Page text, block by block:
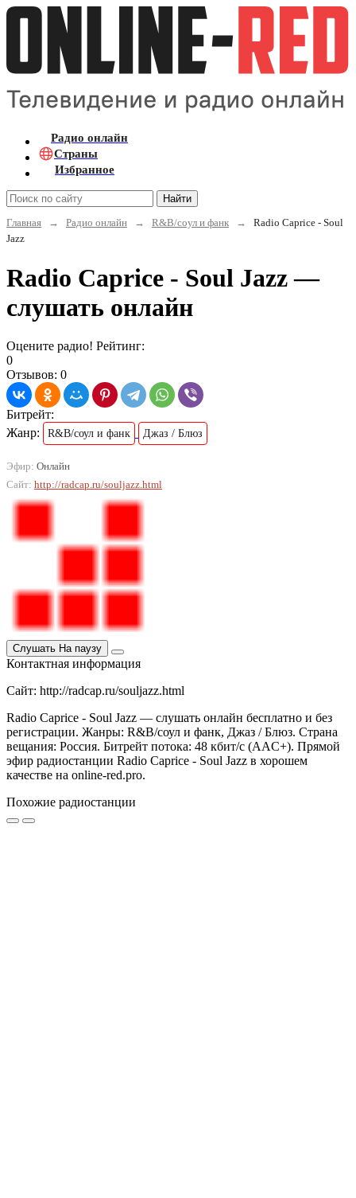
Радио онлайн
Страны
Избранное
Найти
Главная
→ Радио онлайн → R&B/cоул и фанк →
Radio Caprice - Soul
Jazz
Radio Caprice - Soul Jazz —
слушать онлайн
Оцените радио! Рейтинг:
0
Отзывов: 0
Битрейт:
Жанр:
R&B/cоул и фанк Джаз / Блюз
Эфир: Онлайн
Сайт: http://radcap.ru/souljazz.html
Слушать На паузу
Контактная информация
Сайт: http://radcap.ru/souljazz.html
Radio Caprice - Soul Jazz — слушать онлайн бесплатно и без
регистрации. Жанры: R&B/cоул и фанк, Джаз / Блюз. Страна
вещания: Россия. Битрейт потока: 48 кбит/с (AAC+). Прямой
эфир радиостанции Radio Caprice - Soul Jazz в хорошем
качестве на online-red.pro.
Похожие радиостанции